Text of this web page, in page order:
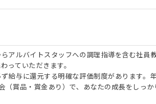
アルバイトスタッフへの調理指導を含む社員
っていただきます。
給与に還元する明確な評価制度があります。
（賞品・賞金あり）で、あなたの成長をしっ